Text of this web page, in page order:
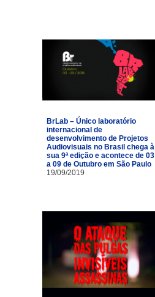
BrLab – Único laboratório
internacional de
desenvolvimento de Projetos
Audiovisuais no Brasil chega à
sua 9ª edição e acontece de 03
a 09 de Outubro em São Paulo
19/09/2019